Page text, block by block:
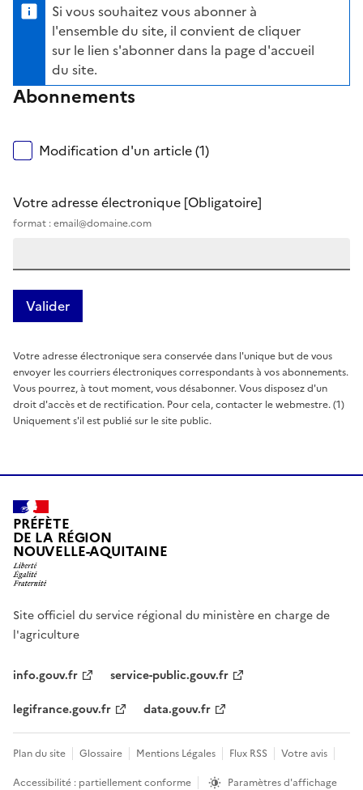
Si vous souhaitez vous abonner à
l'ensemble du site, il convient de cliquer
sur le lien s'abonner dans la page d'accueil
du site.
Abonnements
Modification d'un article (1)
Votre adresse électronique [Obligatoire]
format : email@domaine.com
Votre adresse électronique sera conservée dans l'unique but de vous
envoyer les courriers électroniques correspondants à vos abonnements.
Vous pourrez, à tout moment, vous désabonner. Vous disposez d'un
droit d'accès et de rectification. Pour cela, contacter le webmestre. (1)
Uniquement s'il est publié sur le site public.
PRÉFÈTE
DE LA RÉGION
NOUVELLE-AQUITAINE
Site officiel du service régional du ministère en charge de
l'agriculture
info.gouv.fr
service-public.gouv.fr
legifrance.gouv.fr
data.gouv.fr
Plan du site Glossaire Mentions Légales Flux RSS
Votre avis
Accessibilité : partiellement conforme
Paramètres d'affichage